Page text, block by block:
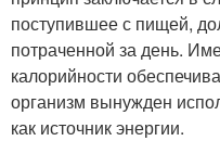
поступившее с пищей,
потраченной за день.
калорийности
организм вынужден
как источник энергии.